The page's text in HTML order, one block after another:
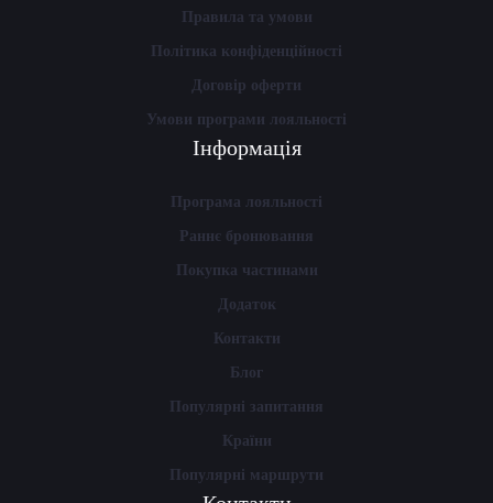
Правила та умови
Політика конфіденційності
Договір оферти
Умови програми лояльності
Інформація
Програма лояльності
Раннє бронювання
Покупка частинами
Додаток
Контакти
Блог
Популярні запитання
Країни
Популярні маршрути